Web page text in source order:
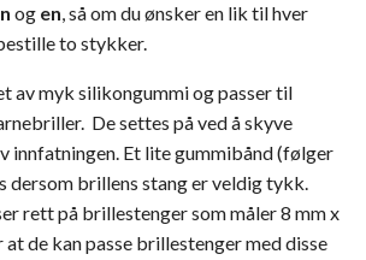
og en, så om du ønsker en lik til hver
to stykker.
av myk silikongummi og passer til
De settes på ved å skyve
innfatningen. Et lite gummibånd (følger
dersom brillens stang er veldig tykk.
rett på brillestenger som måler 8 mm x
at de kan passe brillestenger med disse